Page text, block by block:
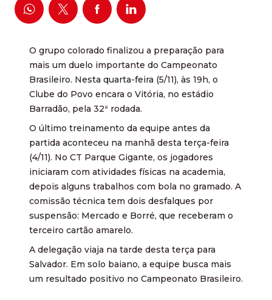
O grupo colorado finalizou a preparação para
mais um duelo importante do Campeonato
Brasileiro. Nesta quarta-feira (5/11), às 19h, o
Clube do Povo encara o Vitória, no estádio
Barradão, pela 32ª rodada.
O último treinamento da equipe antes da
partida aconteceu na manhã desta terça-feira
(4/11). No CT Parque Gigante, os jogadores
iniciaram com atividades físicas na academia,
depois alguns trabalhos com bola no gramado. A
comissão técnica tem dois desfalques por
suspensão: Mercado e Borré, que receberam o
terceiro cartão amarelo.
A delegação viaja na tarde desta terça para
Salvador. Em solo baiano, a equipe busca mais
um resultado positivo no Campeonato Brasileiro.